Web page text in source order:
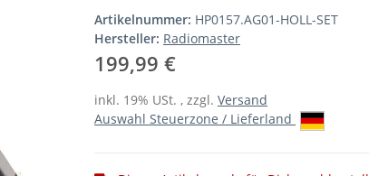
Artikelnummer: HP0157.AG01-HOLL-SET
Hersteller: Radiomaster
199,99 €
inkl. 19% USt. , zzgl. Versand
Auswahl Steuerzone / Lieferland